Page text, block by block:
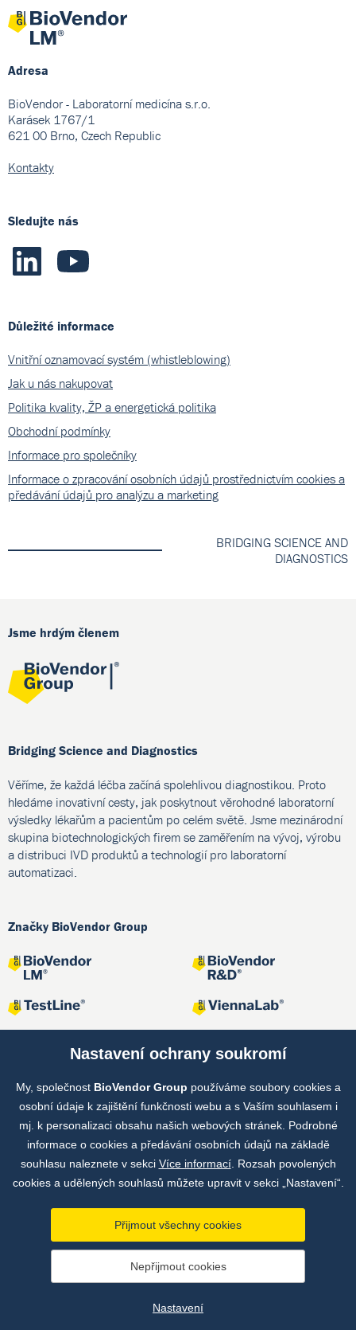
Adresa
BioVendor - Laboratorní medicína s.r.o.
Karásek 1767/1
621 00 Brno, Czech Republic
Kontakty
Sledujte nás
Důležité informace
Vnitřní oznamovací systém (whistleblowing)
Jak u nás nakupovat
Politika kvality, ŽP a energetická politika
Obchodní podmínky
Informace pro společníky
Informace o zpracování osobních údajů prostřednictvím cookies a
předávání údajů pro analýzu a marketing
BRIDGING SCIENCE AND
DIAGNOSTICS
Jsme hrdým členem
Bridging Science and Diagnostics
Věříme, že každá léčba začíná spolehlivou diagnostikou. Proto
hledáme inovativní cesty, jak poskytnout věrohodné laboratorní
výsledky lékařům a pacientům po celém světě. Jsme mezinárodní
skupina biotechnologických firem se zaměřením na vývoj, výrobu
a distribuci IVD produktů a technologií pro laboratorní
automatizaci.
Značky BioVendor Group
Společné projekty
Copyright © by BioVendor Group 2026
Údaje o provozovateli webu
Nastavení ochrany soukromí
My, společnost BioVendor Group používáme soubory cookies a
osobní údaje k zajištění funkčnosti webu a s Vaším souhlasem i
mj. k personalizaci obsahu našich webových stránek. Podrobné
informace o cookies a předávání osobních údajů na základě
souhlasu naleznete v sekci Více informací. Rozsah povolených
cookies a udělených souhlasů můžete upravit v sekci „Nastavení“.
Přijmout všechny cookies
Nepřijmout cookies
Nastavení